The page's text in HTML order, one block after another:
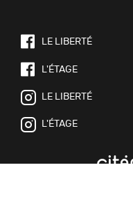
LE LIBERTÉ
L'ÉTAGE
LE LIBERTÉ
L'ÉTAGE